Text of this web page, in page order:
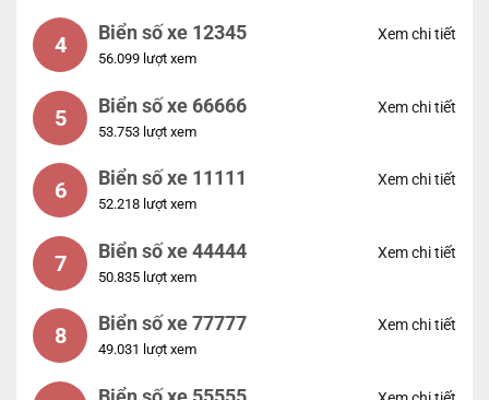
4 Biển số xe 12345
56.099 lượt xem
Xem chi tiết
5 Biển số xe 66666
53.753 lượt xem
Xem chi tiết
6 Biển số xe 11111
52.218 lượt xem
Xem chi tiết
7 Biển số xe 44444
50.835 lượt xem
Xem chi tiết
8 Biển số xe 77777
49.031 lượt xem
Xem chi tiết